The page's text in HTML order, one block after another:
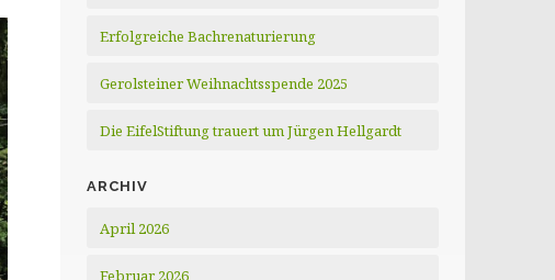
Erfolgreiche Bachrenaturierung
Gerolsteiner Weihnachtsspende 2025
Die EifelStiftung trauert um Jürgen Hellgardt
ARCHIV
April 2026
Februar 2026